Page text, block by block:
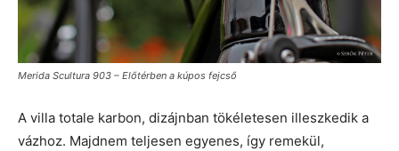
Merida Scultura 903 – Előtérben a kúpos fejcső
A villa totale karbon, dizájnban tökéletesen illeszkedik a
vázhoz. Majdnem teljesen egyenes, így remekül,